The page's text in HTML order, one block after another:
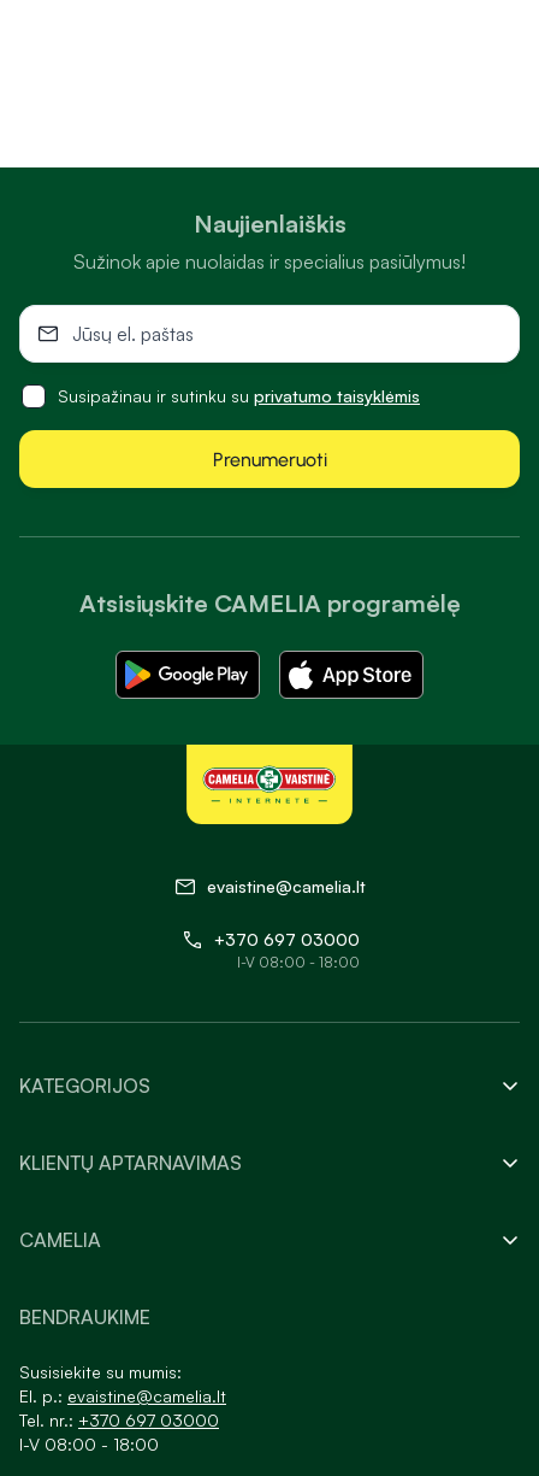
Atsisiųskite CAMELIA programėlę
Naujienlaiškis
Sužinok apie nuolaidas ir specialius pasiūlymus!
Susipažinau ir sutinku su privatumo taisyklėmis
Prenumeruoti
evaistine@camelia.lt
+370 697 03000
I-V 08:00 - 18:00
KATEGORIJOS
KLIENTŲ APTARNAVIMAS
CAMELIA
BENDRAUKIME
Susisiekite su mumis:
El. p.: evaistine@camelia.lt
Tel. nr.: +370 697 03000
I-V 08:00 - 18:00